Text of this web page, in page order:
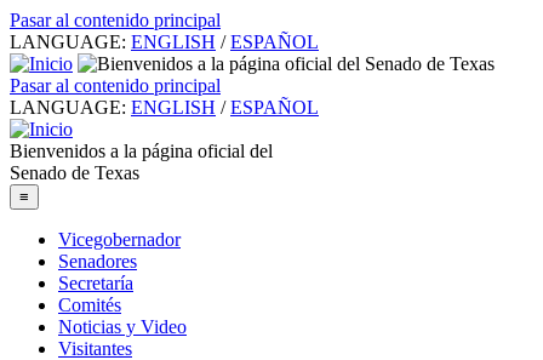
Pasar al contenido principal
LANGUAGE: ENGLISH / ESPAÑOL
Pasar al contenido principal
LANGUAGE: ENGLISH / ESPAÑOL
Bienvenidos a la página oficial del
Senado de Texas
≡
Vicegobernador
Senadores
Secretaría
Comités
Noticias y Video
Visitantes